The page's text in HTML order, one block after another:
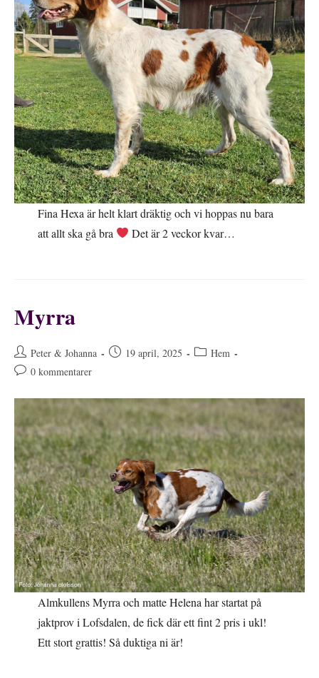
Fina Hexa är helt klart dräktig och vi hoppas nu bara
att allt ska gå bra
Det är 2 veckor kvar…
Myrra
Inläggsförfattare:
Peter & Johanna
Inlägget19 april, 2025 Inläggskategori:
Hem
Kommentarer
inlägget:
0 kommentarer
Almkullens Myrra och matte Helena har startat på
jaktprov i Lofsdalen, de fick där ett fint 2 pris i ukl!
Ett stort grattis! Så duktiga ni är!